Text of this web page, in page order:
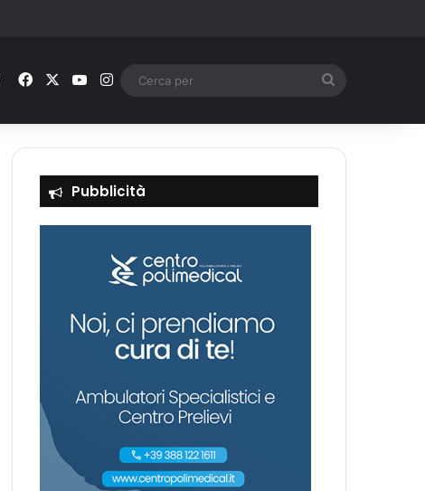
Facebook You TubeInstagram
Pubblicità